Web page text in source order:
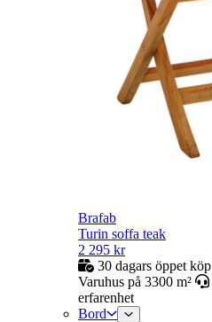
Brafab
Turin soffa teak
2 295 kr
30 dagars öppet köp
Varuhus på 3300 m²
erfarenhet
Bord